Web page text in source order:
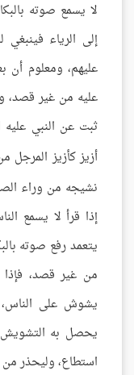
لا يسمع صوته
إلى الرياء
عليهم، ومعلوم
عليه من غير قصد،
ثبت عن النبي عليه
أزيز كأزيز
نشيجه من وراء
إذا قرأ لا يسمع
يتعمد رفع صوته
من غير قصد،
يشوش على الناس،
يحصل به التشويش
استطاع، وليحذر